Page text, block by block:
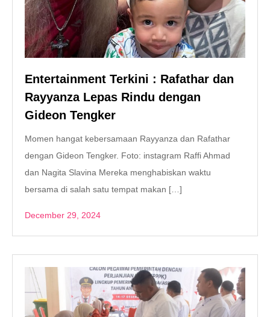
Entertainment Terkini : Rafathar dan
Rayyanza Lepas Rindu dengan
Gideon Tengker
Momen hangat kebersamaan Rayyanza dan Rafathar
dengan Gideon Tengker. Foto: instagram Raffi Ahmad
dan Nagita Slavina Mereka menghabiskan waktu
bersama di salah satu tempat makan […]
December 29, 2024